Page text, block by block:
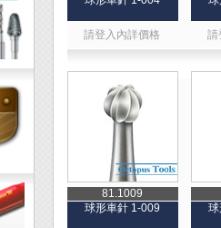
請登入內詳價格 請
81.1009
球形車針 1-009